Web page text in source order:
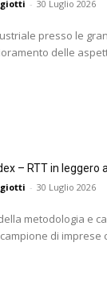
- 30 Luglio 2026
presso le
delle
– RTT in leggero
- 30 Luglio 2026
metodologia e
di imprese